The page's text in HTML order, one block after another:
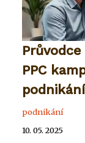
PPC
podnikání
podnikání
10. 05. 2025